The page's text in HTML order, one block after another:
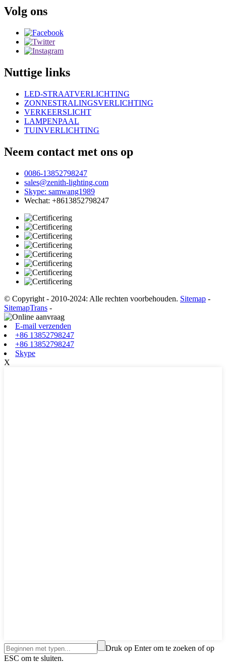
Volg ons
Nuttige links
LED-STRAATVERLICHTING
ZONNESTRALINGSVERLICHTING
VERKEERSLICHT
LAMPENPAAL
TUINVERLICHTING
Neem contact met ons op
0086-13852798247
sales@zenith-lighting.com
Skype: samwang1989
Wechat: +8613852798247
© Copyright - 2010-2024: Alle rechten voorbehouden. Sitemap -
SitemapTrans -
E-mail verzenden
+86 13852798247
+86 13852798247
Skype
X
Druk op Enter om te zoeken of op
ESC om te sluiten.